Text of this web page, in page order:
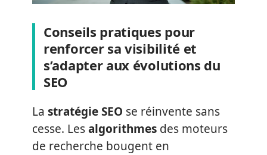
Conseils pratiques pour
renforcer sa visibilité et
s’adapter aux évolutions du
SEO
La stratégie SEO se réinvente sans
cesse. Lesalgorithmes des moteurs
de recherche bougent en